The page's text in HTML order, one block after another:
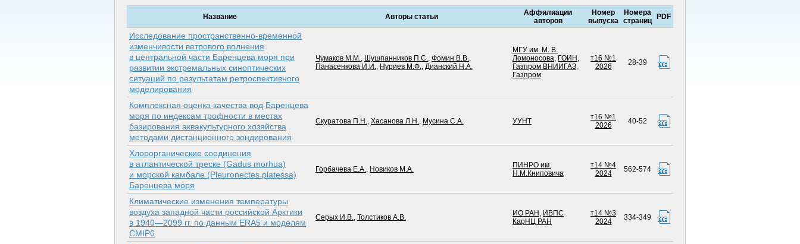
Название Авторы статьи
Аффилиации
авторов
Номер
выпуска
Номера
страниц
PDF
Исследование пространственно-временно́й
изменчивости ветрового волнения
в центральной части Баренцева моря при
развитии экстремальных синоптических
ситуаций по результатам ретроспективного
моделирования
Чумаков М.М., Шушпанников П.С., Фомин В.В.,
Панасенкова И.И., Нуриев М.Ф., Дианский Н.А.
МГУ им. М. В.
Ломоносова, ГОИН ,
Газпром ВНИИГАЗ,
Газпром
т16 №1
2026
28-39
Комплексная оценка качества вод Баренцева
моря по индексам трофности в местах
базирования аквакультурного хозяйства
методами дистанционного зондирования
Скуратова П.Н., Хасанова Л.Н., Мусина С.А. УУНТ
т16 №1
2026
40-52
Хлорорганические соединения
в атлантической треске (Gadus morhua)
и морской камбале (Pleuronectes platessa)
Баренцева моря
Горбачева Е.А., Новиков М.А.
ПИНРО им.
Н.М.Книповича
т14 №4
2024
562-574
Климатические изменения температуры
воздуха западной части российской Арк­тики
в 1940—2099 гг. по данным ERA5 и моделям
CMIP6
Серых И.В., Толстиков А.В. ИО РАН , ИВПС
КарНЦ РАН
т14 №3
2024
334-349